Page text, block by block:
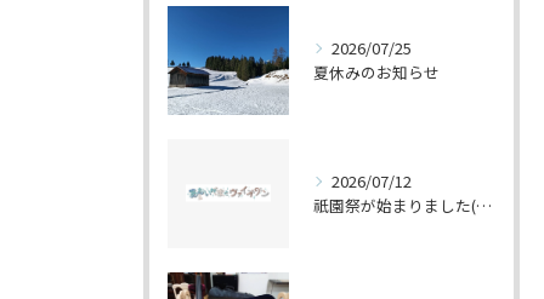
2026/07/25
夏休みのお知らせ
2026/07/12
祇園祭が始まりました(^^♪